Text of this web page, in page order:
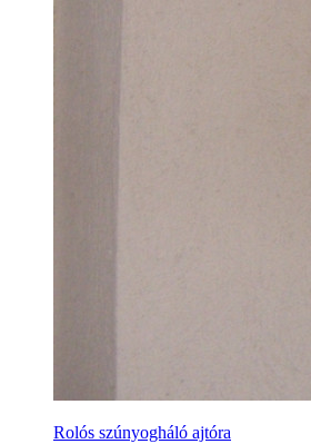
Rolós szúnyogháló ajtóra